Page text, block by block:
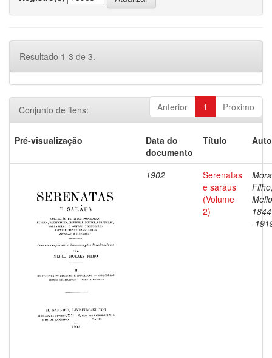
Resultado 1-3 de 3.
Anterior 1 Próximo
Conjunto de itens:
Pré-visualização
Data do
documento
Título
1902
Serenatas
e saráus
(Volume
2)
-